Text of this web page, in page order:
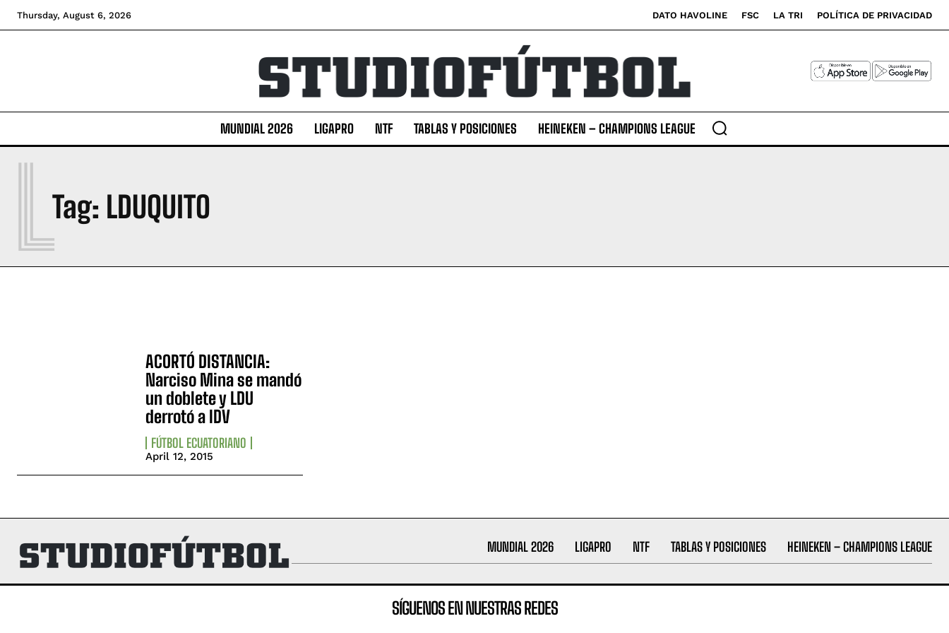
Thursday, August 6, 2026 DATO HAVOLINE FSC LA TRI POLÍTICA DE PRIVACIDAD
MUNDIAL 2026 LIGAPRO NTF TABLAS Y POSICIONES HEINEKEN – CHAMPIONS LEAGUE
Tag: LDUQUITO
L
ACORTÓ DISTANCIA:
Narciso Mina se mandó
un doblete y LDU
derrotó a IDV
FÚTBOL ECUATORIANO
April 12, 2015
MUNDIAL 2026 LIGAPRO NTF TABLAS Y POSICIONES HEINEKEN – CHAMPIONS LEAGUE
SÍGUENOS EN NUESTRAS REDES